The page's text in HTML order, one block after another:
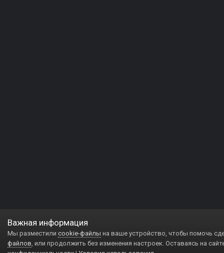
Важная информация
Мы разместили cookie-файлы на ваше устройство, чтобы помочь
файлов, или продолжить без изменения настроек. Оставаясь на